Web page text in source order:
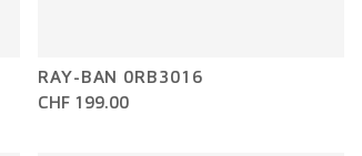
RAY-BAN 0RB3016
CHF 199.00